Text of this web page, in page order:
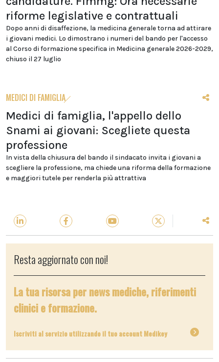
riforme legislative e contrattuali
Dopo anni di disaffezione, la medicina generale torna ad attirare
i giovani medici. Lo dimostrano i numeri del bando per l'accesso
al Corso di formazione specifica in Medicina generale 2026-2029,
chiuso il 27 luglio
MEDICI DI FAMIGLIA
Medici di famiglia, l'appello dello
Snami ai giovani: Scegliete questa
professione
In vista della chiusura del bando il sindacato invita i giovani a
scegliere la professione, ma chiede una riforma della formazione
e maggiori tutele per renderla più attrattiva
Resta aggiornato con noi!
La tua risorsa per news mediche, riferimenti
clinici e formazione.
Iscriviti al servizio utilizzando il tuo account Medikey